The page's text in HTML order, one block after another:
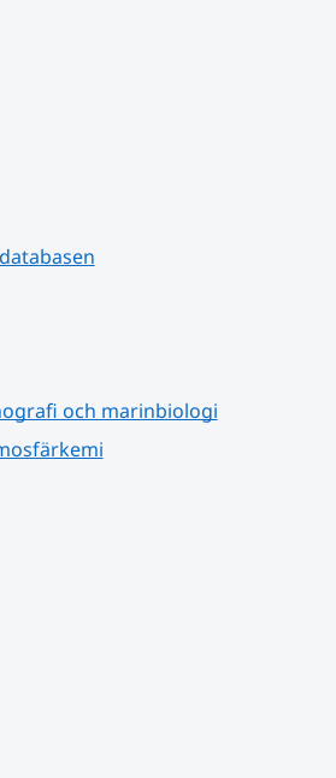
webbplats.
och marinbiologi
webbplats.
webbplats.